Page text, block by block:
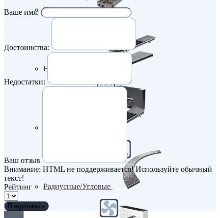
Недорогие
Низкие (до 70 мм)
Радиусные/Угловые
Ваше имя:
Достоинства:
Недостатки:
Ваш отзыв
Внимание: HTML не поддерживается! Используйте обычный
текст!
Рейтинг
Продолжить